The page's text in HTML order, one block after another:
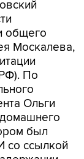
Москалева,
РФ). По
Ольги
был
ссылкой